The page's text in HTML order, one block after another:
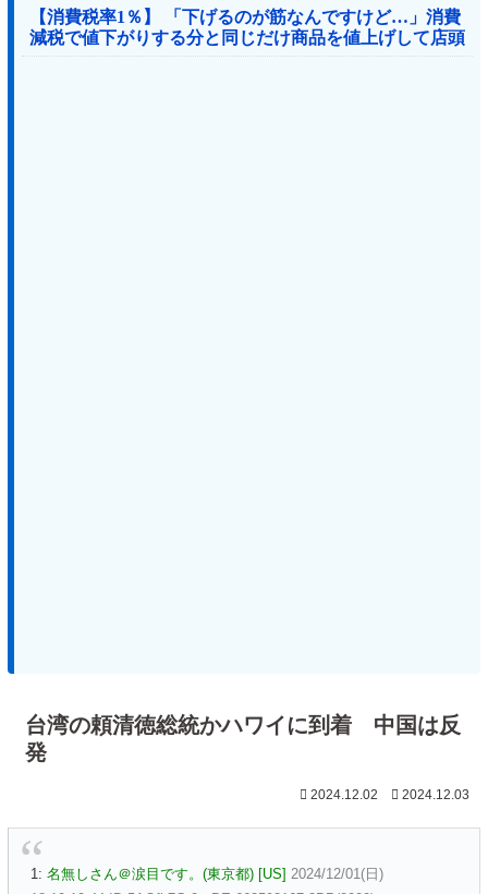
【消費税率1％】 「下げるのが筋なんですけど…」消費
減税で値下がりする分と同じだけ商品を値上げして店頭
価格を変えない店も
台湾の頼清徳総統かハワイに到着 中国は反
発
2024.12.02 2024.12.03
1: 名無しさん＠涙目です。(東京都) [US] 2024/12/01(日)